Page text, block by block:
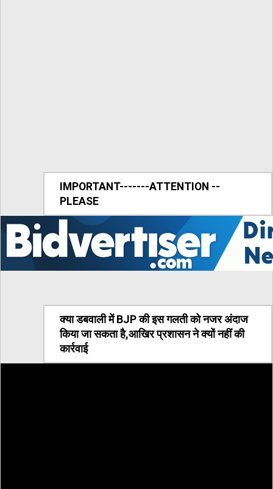
IMPORTANT-------ATTENTION --
PLEASE
क्या डबवाली में BJP की इस गलती को नजर अंदाज
किया जा सकता है,आखिर प्रशासन ने क्यों नहीं की
कार्रवाई